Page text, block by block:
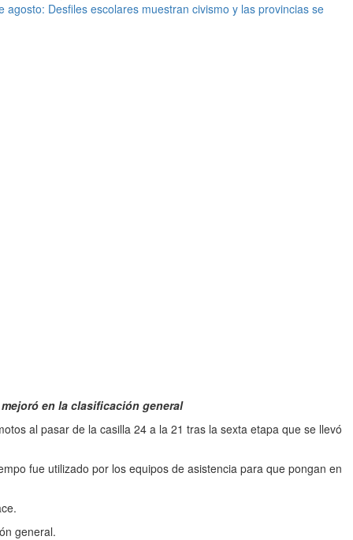
agosto: Desfiles escolares muestran civismo y las provincias se
en la clasificación general
al pasar de la casilla 24 a la 21 tras la sexta etapa que se llevó
fue utilizado por los equipos de asistencia para que pongan en
general.